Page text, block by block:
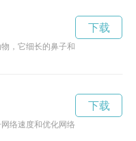
，它细长的鼻子和大大的耳朵给
下载
络速度和优化网络连接的工具，
下载